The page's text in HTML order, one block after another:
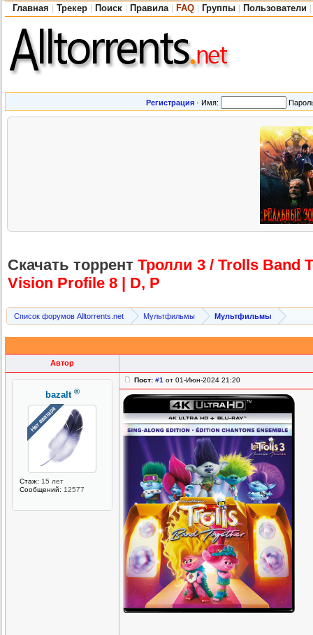
Главная Трекер Поиск Правила FAQ Группы Пользователи
Регистрация · Имя:
Скачать торрент Тролли 3 / Trolls Band
Vision Profile 8 | D, P
Список форумов Alltorrents.net Мультфильмы Мультфильмы
Автор
bazalt ®
Стаж: 15 лет
Сообщений: 12577
Пост: #1 от 01-Июн-2024 21:20